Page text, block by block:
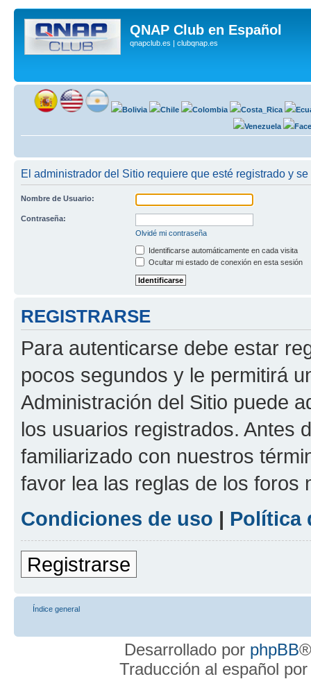
QNAP Club en Español
qnapclub.es | clubqnap.es
El administrador del Sitio requiere que esté registrado y
Nombre de Usuario:
Contraseña:
Olvidé mi contraseña
Identificarse automáticamente en cada visita
Ocultar mi estado de conexión en esta sesión
REGISTRARSE
Para autenticarse debe estar
pocos segundos y le permitirá
Administración del Sitio puede
los usuarios registrados. Antes
familiarizado con nuestros
favor lea las reglas de los foros
Condiciones de uso | Política
Registrarse
Índice general
Desarrollado por phpBB
Traducción al español